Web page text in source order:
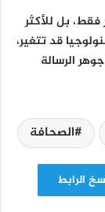
بل للأكثر
قد تتغير،
الرسالة
الصحافة
الرابط